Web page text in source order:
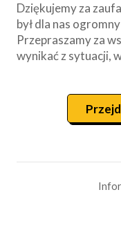
Dziękujemy za
był dla nas
Przepraszamy za
wynikać z sytuacji,